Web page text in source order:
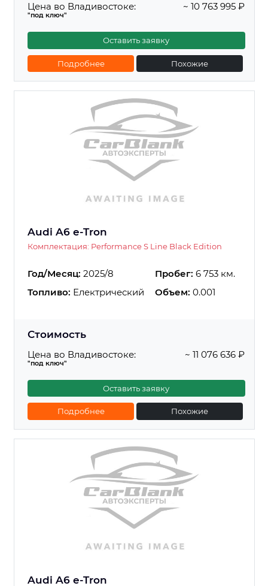
Цена во Владивостоке:
"под ключ"
~ 10 763 995 ₽
Оставить заявку
Подробнее Похожие
Audi A6 e-Tron
Комплектация: Performance S Line Black Edition
Год/Месяц: 2025/8 Пробег: 6 753 км.
Топливо: Електрический Объем: 0.001
Стоимость
Цена во Владивостоке:
"под ключ"
~ 11 076 636 ₽
Оставить заявку
Подробнее Похожие
Audi A6 e-Tron